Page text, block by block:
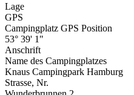
Lage
GPS
Campingplatz GPS Position
53° 39' 1"
Anschrift
Name des Campingplatzes
Knaus Campingpark Hamburg
Strasse, Nr.